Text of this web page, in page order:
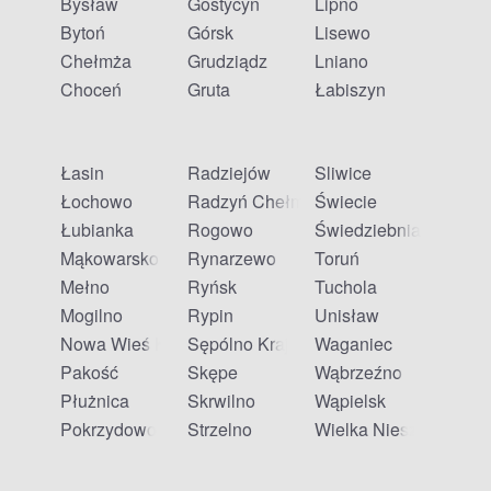
odbiorem w aptece w Płużnicy?
Tak, Apteline to portal umożliwiający rezerwację leków z
odbiorem w aptece stacjonarnej. W Płużnicy znajdziesz
Czy apteki partnerskie Apteline w Płużnicy są
czynne w niedzielę?
Godziny otwarcia aptek partnerskich są zróżnicowane.
Część placówek jest czynna również w niedzielę -
sprawdź aktualny harmonogram na stronie wybranej
apteki.
Bytoń
Chełmża
Choceń
Górsk
Grudziądz
Gruta
Lisewo
Lniano
Łabiszyn
Łasin
Łochowo
Łubianka
Mąkowarsko
Mełno
Mogilno
Nowa Wieś Królewska
Pakość
Płużnica
Pokrzydowo
Radziejów
Radzyń Chełmiński
Rogowo
Rynarzewo
Ryńsk
Rypin
Sępólno Krajeńskie
Skępe
Skrwilno
Strzelno
Śliwice
Świecie
Świedziebnia
Toruń
Tuchola
Unisław
Waganiec
Wąbrzeźno
Wąpielsk
Wielka Nieszawka